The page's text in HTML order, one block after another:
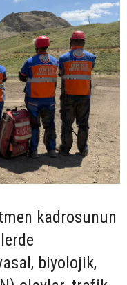
kadrosunun
biyolojik,